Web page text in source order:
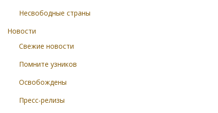
Несвободные страны
Новости
Свежие новости
Помните узников
Освобождены
Пресс-релизы